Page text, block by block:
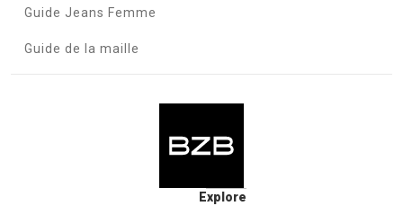
Guide Jeans Femme
Guide de la maille
Explore